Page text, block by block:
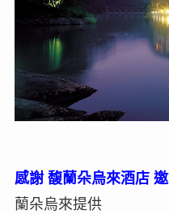
感謝 馥蘭朵烏來酒店
蘭朵烏來提供